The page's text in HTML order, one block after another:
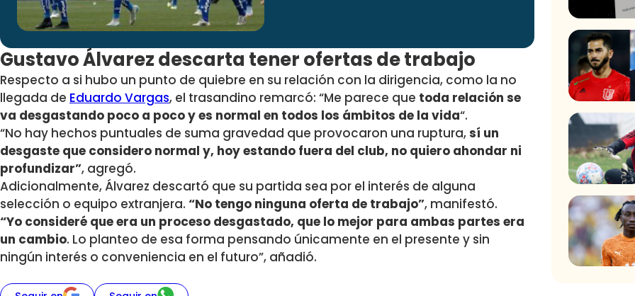
Gustavo Álvarez descarta tener ofertas de trabajo
Respecto a si hubo un punto de quiebre en su relación con la dirigencia, como la no
llegada de Eduardo Vargas, el trasandino remarcó: “Me parece que toda relación se
va desgastando poco a poco y es normal en todos los ámbitos de la vida“.
“No hay hechos puntuales de suma gravedad que provocaron una ruptura,sí un
desgaste que considero normal y, hoy estando fuera del club, no quiero ahondar ni
profundizar”, agregó.
Adicionalmente, Álvarez descartó que su partida sea por el interés de alguna
selección o equipo extranjera. “No tengo ninguna oferta de trabajo”, manifestó.
“Yo consideré que era un proceso desgastado, que lo mejor para ambas partes era
un cambio. Lo planteo de esa forma pensando únicamente en el presente y sin
ningún interés o conveniencia en el futuro”, añadió.